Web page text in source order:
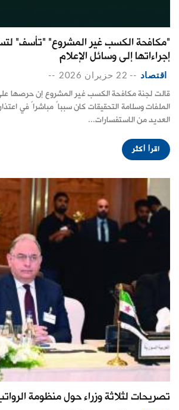
"مكافحة الكسب غير المشروع" "تأسف"
إجراءاتها إلى وسائل الإعلام
اقتصاد -- 22 حزيران 2026 --
قالت لجنة مكافحة الكسب غير المشروع إن حرصها
الملفات وسلامة التحقيقات كان سبباً مباشراً ‌‏في
العديد من الاستفسارات...
اقرأ أكثر
تصريحات لثلاثة وزراء حول منظومة